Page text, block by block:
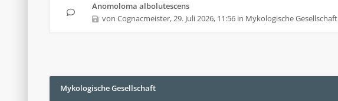
Anomoloma albolutescens
von Cognacmeister,29. Juli 2026, 11:56 in Mykologische Gesellschaft
Mykologische Gesellschaft